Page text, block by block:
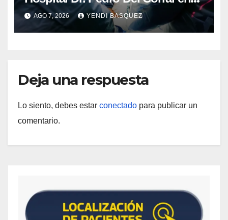
Guárico
AGO 7, 2026 YENDI BASQUEZ
Deja una respuesta
Lo siento, debes estar conectado para publicar un
comentario.